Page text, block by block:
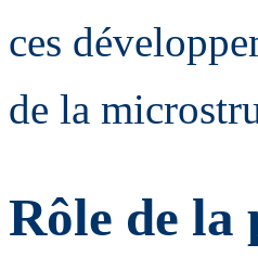
ces
de la
Rôle de la